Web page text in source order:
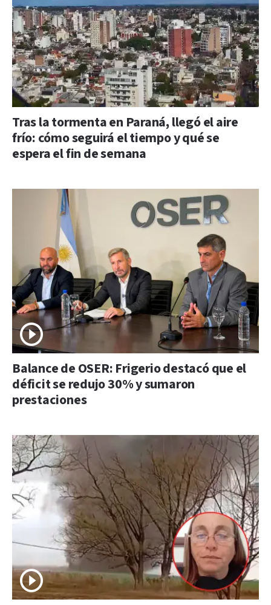
Tras la tormenta en Paraná, llegó el aire
frío: cómo seguirá el tiempo y qué se
espera el fin de semana
Balance de OSER: Frigerio destacó que el
déficit se redujo 30% y sumaron
prestaciones